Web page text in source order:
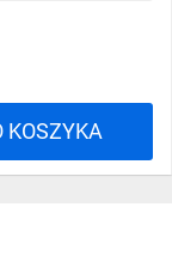
KOSZYKA